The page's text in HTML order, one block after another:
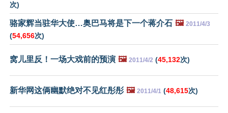
次)
骆家辉当驻华大使…奥巴马将是下一个蒋介石 🖼️ 2011/4/3
(54,656次)
窝儿里反！一场大戏前的预演 🖼️ 2011/4/2 (45,132次)
新华网这俩幽默绝对不见红彤彤 🖼️ 2011/4/1 (48,615次)